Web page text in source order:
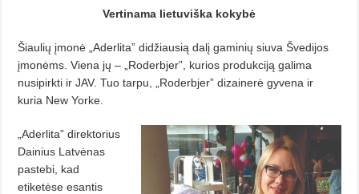
Vertinama lietuviška kokybė
Šiaulių įmonė „Aderlita” didžiausią dalį gaminių siuva Švedijos
įmonėms. Viena jų – „Roderbjer”, kurios produkciją galima
nusipirkti ir JAV. Tuo tarpu, „Roderbjer” dizainerė gyvena ir
kuria New Yorke.
„Aderlita” direktorius
Dainius Latvėnas
pastebi, kad
etiketėse esantis